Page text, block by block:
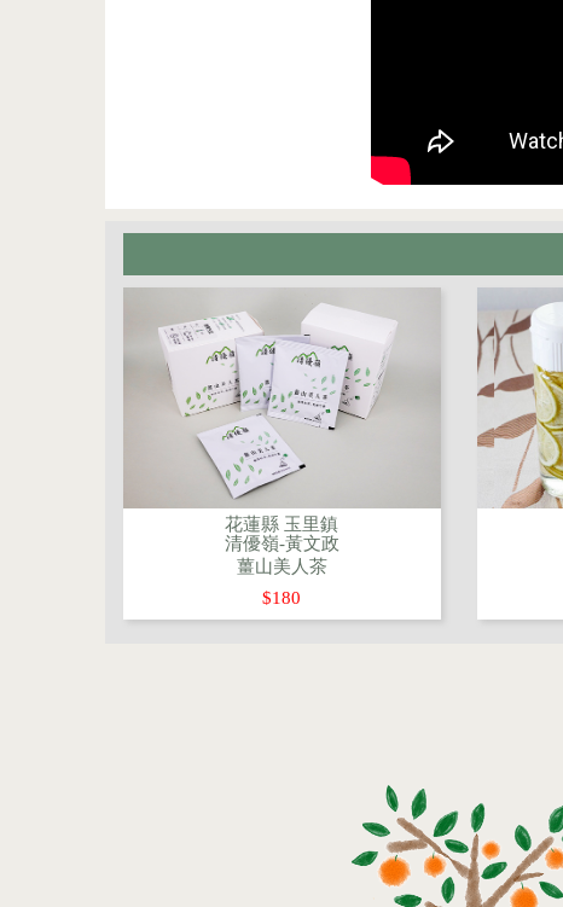
花蓮縣 玉里鎮
清優嶺-黃文政
薑山美人茶
$180